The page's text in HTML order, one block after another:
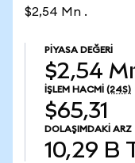
$2,54 Mn .
PIYASA DEĞERI
$2,54
İŞLEM HACMI (24S)
$65,31
DOLAŞIMDAKI ARZ
10,29 B